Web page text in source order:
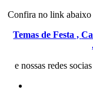
Confira no link abaixo
Temas de Festa ,
e nossas redes socias